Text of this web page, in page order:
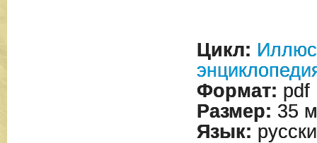
Цикл:
Формат: pdf
Размер: 35
Язык: